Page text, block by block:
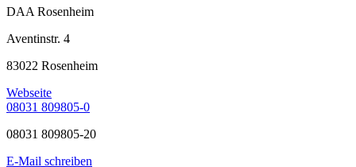
DAA Rosenheim
Aventinstr. 4
83022 Rosenheim
Webseite
08031 809805-0
08031 809805-20
E-Mail schreiben